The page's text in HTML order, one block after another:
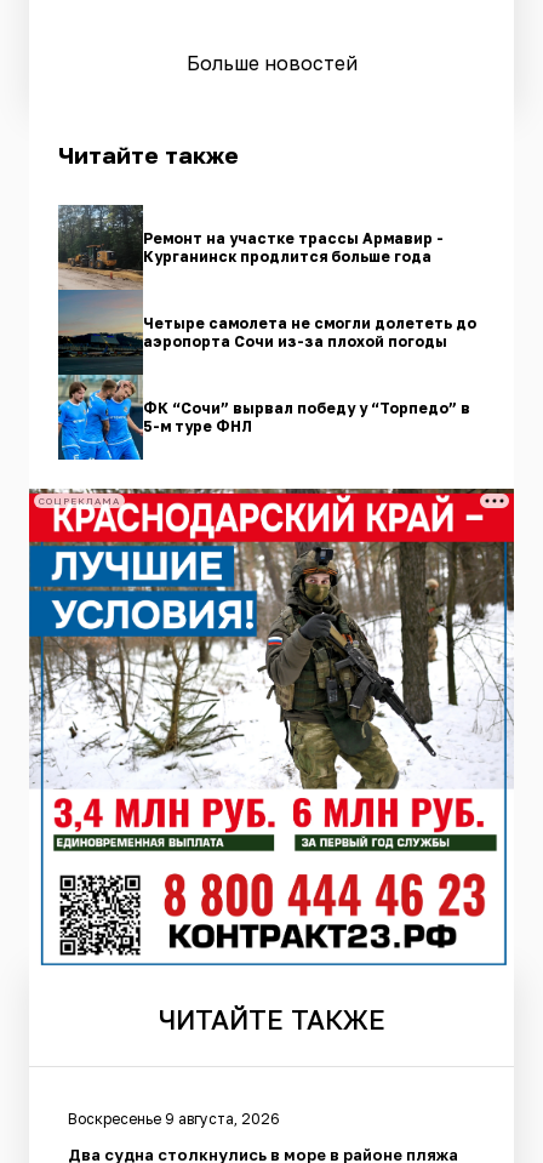
Больше новостей
Читайте также
Ремонт на участке трассы Армавир -
Курганинск продлится больше года
Четыре самолета не смогли долететь до
аэропорта Сочи из-за плохой погоды
ФК “Сочи” вырвал победу у “Торпедо” в
5-м туре ФНЛ
СОЦРЕКЛАМА
ЧИТАЙТЕ ТАКЖЕ
Воскресенье 9 августа, 2026
Два судна столкнулись в море в районе пляжа